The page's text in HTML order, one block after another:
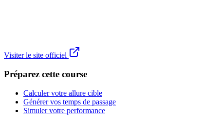
Visiter le site officiel
Préparez cette course
Calculer votre allure cible
Générer vos temps de passage
Simuler votre performance